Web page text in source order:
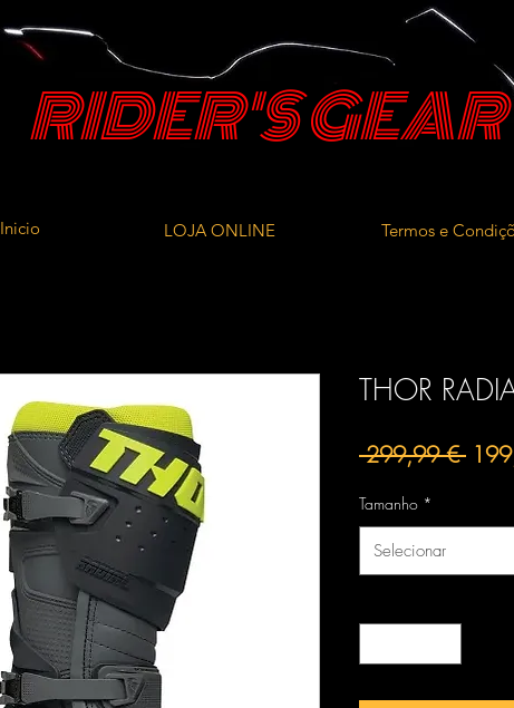
RIDER'S GEAR
THOR
299,99 €
Tamanho *
Selecionar
Inicio LOJA ONLINE Termos e